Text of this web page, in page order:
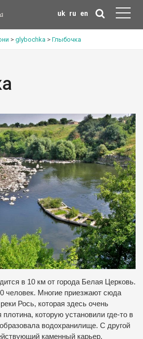
uk ru en
> glybochka > Глыбочка
в 10 км от города Белая Церковь.
человек. Многие приезжают сюда
Рось, которая здесь очень
которую установили где-то в
водохранилище. С другой
каменный карьер.